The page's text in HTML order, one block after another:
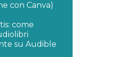
con Canva)
come
su Audible